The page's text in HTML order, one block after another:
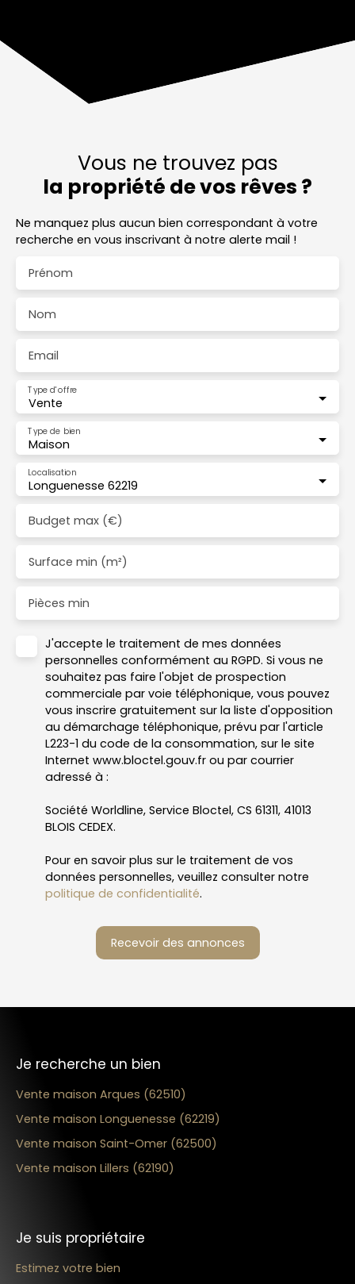
Vous ne trouvez pas
la propriété de vos rêves ?
Ne manquez plus aucun bien correspondant à votre
recherche en vous inscrivant à notre alerte mail !
Prénom
Nom
Email
Vente
Type d'offre
Maison
Type de bien
Longuenesse 62219
Localisation
Budget max (€)
Surface min (m²)
Pièces min
J'accepte le traitement de mes données
personnelles conformément au RGPD. Si vous ne
souhaitez pas faire l'objet de prospection
commerciale par voie téléphonique, vous pouvez
vous inscrire gratuitement sur la liste d'opposition
au démarchage téléphonique, prévu par l'article
L223-1 du code de la consommation, sur le site
Internet www.bloctel.gouv.fr ou par courrier
adressé à :
Société Worldline, Service Bloctel, CS 61311, 41013
BLOIS CEDEX.
Pour en savoir plus sur le traitement de vos
données personnelles, veuillez consulter notre
politique de confidentialité.
Recevoir des annonces
Je recherche un bien
Vente maison Arques (62510)
Vente maison Longuenesse (62219)
Vente maison Saint-Omer (62500)
Vente maison Lillers (62190)
Je suis propriétaire
Estimez votre bien